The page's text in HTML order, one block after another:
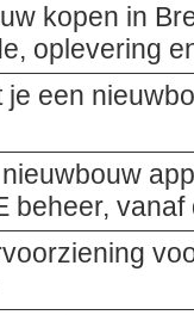
kopen in
oplevering
je een
beheer, vanaf